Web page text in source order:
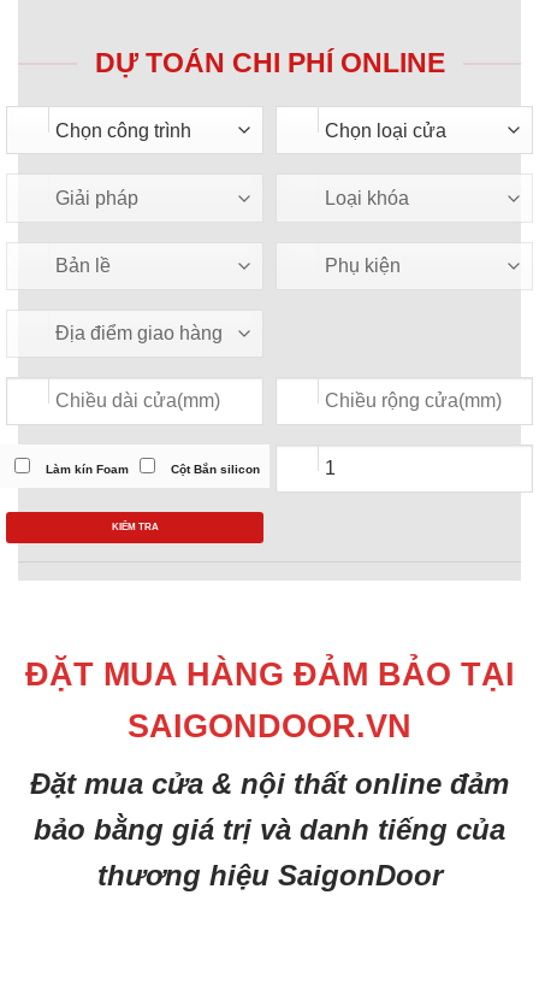
DỰ TOÁN CHI PHÍ ONLINE
Làm kín Foam Cột Bắn silicon
KIỂM TRA
ĐẶT MUA HÀNG ĐẢM BẢO TẠI
SAIGONDOOR.VN
Đặt mua cửa & nội thất online đảm
bảo bằng giá trị và danh tiếng của
thương hiệu SaigonDoor